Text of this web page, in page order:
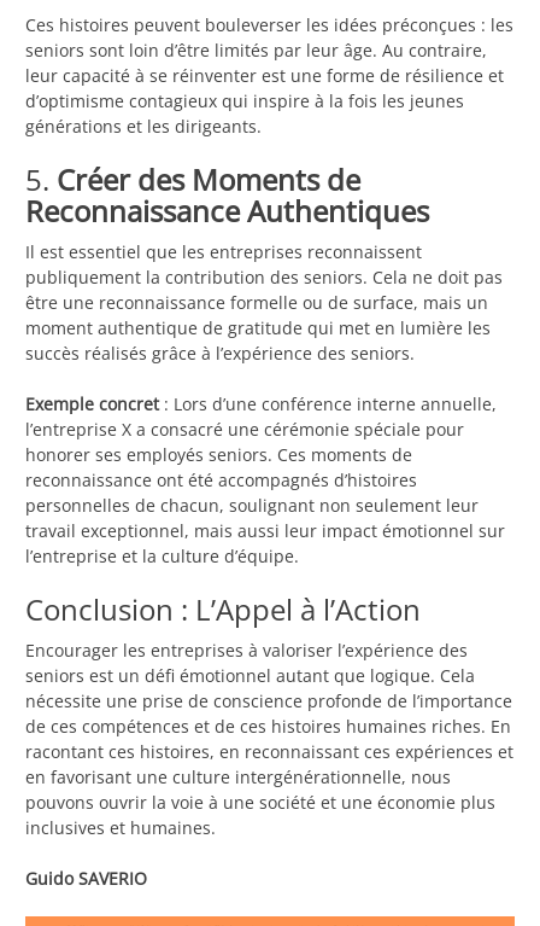
Ces histoires peuvent bouleverser les idées préconçues : les
seniors sont loin d’être limités par leur âge. Au contraire,
leur capacité à se réinventer est une forme de résilience et
d’optimisme contagieux qui inspire à la fois les jeunes
générations et les dirigeants.
5. Créer des Moments de
Reconnaissance Authentiques
Il est essentiel que les entreprises reconnaissent
publiquement la contribution des seniors. Cela ne doit pas
être une reconnaissance formelle ou de surface, mais un
moment authentique de gratitude qui met en lumière les
succès réalisés grâce à l’expérience des seniors.
Exemple concret: Lors d’une conférence interne annuelle,
l’entreprise X a consacré une cérémonie spéciale pour
honorer ses employés seniors. Ces moments de
reconnaissance ont été accompagnés d’histoires
personnelles de chacun, soulignant non seulement leur
travail exceptionnel, mais aussi leur impact émotionnel sur
l’entreprise et la culture d’équipe.
Conclusion : L’Appel à l’Action
Encourager les entreprises à valoriser l’expérience des
seniors est un défi émotionnel autant que logique. Cela
nécessite une prise de conscience profonde de l’importance
de ces compétences et de ces histoires humaines riches. En
racontant ces histoires, en reconnaissant ces expériences et
en favorisant une culture intergénérationnelle, nous
pouvons ouvrir la voie à une société et une économie plus
inclusives et humaines.
Guido SAVERIO